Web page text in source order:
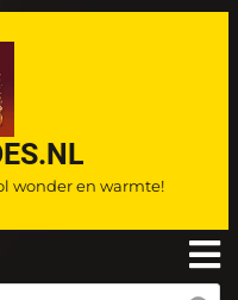
wonder en warmte!